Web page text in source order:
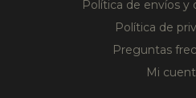
Política de envíos y
Política de
Preguntas
Mi